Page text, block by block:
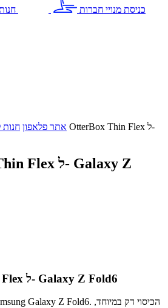
כניסת מנויי חברות
אתר פלאפון חנות
כיסוי OtterBox Thin Flex ל- Galaxy Z Fold6